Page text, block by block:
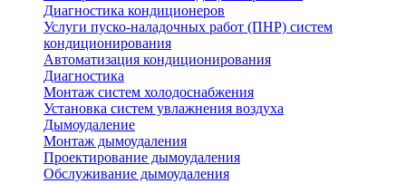
Диагностика кондиционеров
Услуги пуско-наладочных работ (ПНР) систем
кондиционирования
Автоматизация кондиционирования
Диагностика
Монтаж систем холодоснабжения
Установка систем увлажнения воздуха
Дымоудаление
Монтаж дымоудаления
Проектирование дымоудаления
Обслуживание дымоудаления